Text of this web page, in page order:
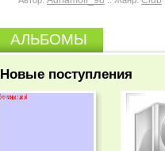
АЛЬБОМЫ
Новые поступления